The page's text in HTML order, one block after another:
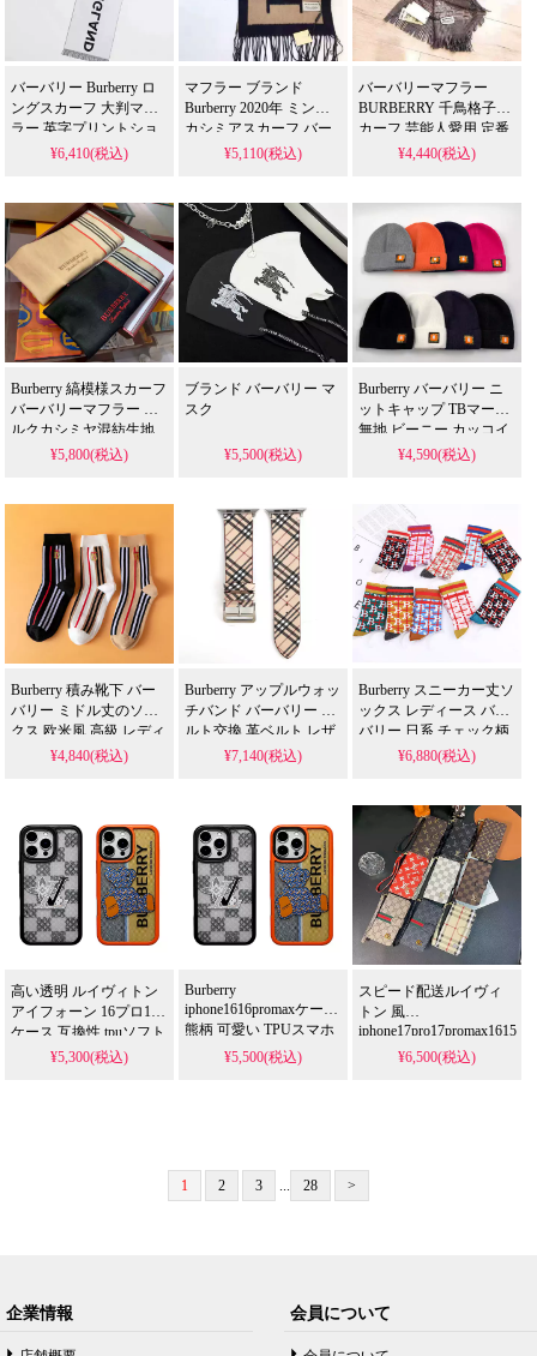
バーバリー Burberry ロ
ングスカーフ 大判マフ
ラー 英字プリントショ
ール ストール リバーシ
アクセサリー
¥6,410(税込)
マフラー ブランド
Burberry 2020年 ミンク
カシミアスカーフ バー
バリー ミラノキャット
人気アイテム ショール
暖かい ストール ユニセ
ックス
¥5,110(税込)
バーバリーマフラー
BURBERRY 千鳥格子ス
カーフ 芸能人愛用 定番
柄 刺繍型 ユニセックス
レディース
¥4,440(税込)
Burberry 縞模様スカーフ
バーバリーマフラー シ
ルクカシミヤ混紡生地
ユニセックススヌード
¥5,800(税込)
ブランド バーバリー マ
スク
¥5,500(税込)
Burberry バーバリー ニ
ットキャップ TBマーク
無地 ビーニー カッコイ
イ ロゴニット 防寒道具
ス ウール帽子
¥4,590(税込)
Burberry 積み靴下 バー
バリー ミドル丈のソッ
クス 欧米風 高級 レディ
ース おしゃれ 縦縞 刺繍
女汎用 三足セット
¥4,840(税込)
Burberry アップルウォッ
チバンド バーバリー ベ
ルト交換 革ベルト レザ
ーベルト 経典チェック
スタイリッシュ ビジネ
ス 男女兼用
¥7,140(税込)
Burberry スニーカー丈ソ
ックス レディース バー
バリー 日系 チェック柄
カラフル かわいい ミド
クス スプライス風 靴下
秋冬用 ストリート系 積
みソックス 女性 10足セ
ット
¥6,880(税込)
高い透明 ルイヴィトン
アイフォーン 16プロ16
ケース 互換性 tpuソフト
ケース 通販 ブランド
¥5,300(税込)
Burberry
iphone1616promaxケース
熊柄 可愛い TPUスマホ
ケース ルイヴィトン ア
イフォン15プロ15携帯
ース 高透明
¥5,500(税込)
スピード配送ルイヴィ
トン 風
iphone17pro17promax1615
手帳型 スマホケース モ
ノグラム柄 ビジネス 大
¥6,500(税込)
1 2 3 ... 28 >
企業情報 会員について